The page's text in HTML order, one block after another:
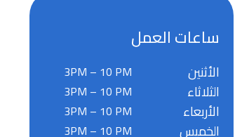
ساعات العمل
3PM – 10 PM الأثنين
3PM – 10 PM الثلاثاء
3PM – 10 PM الأربعاء
3PM – 10 PM الخميس